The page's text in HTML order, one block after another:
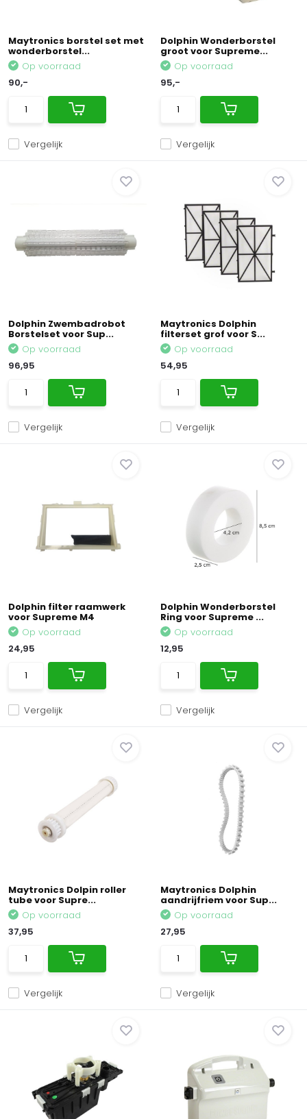
Maytronics borstel set met
wonderborstel...
Vergelijk
Op voorraad
90,-
Dolphin Wonderborstel
groot voor Supreme...
Vergelijk
Op voorraad
95,-
Dolphin Zwembadrobot
Borstelset voor Sup...
Vergelijk
Op voorraad
96,95
Maytronics Dolphin
filterset grof voor S...
Vergelijk
Op voorraad
54,95
Dolphin filter raamwerk
voor Supreme M4
Vergelijk
Op voorraad
24,95
Dolphin Wonderborstel
Ring voor Supreme ...
Vergelijk
Op voorraad
12,95
Maytronics Dolpin roller
tube voor Supre...
Vergelijk
Op voorraad
37,95
Maytronics Dolphin
aandrijfriem voor Sup...
Vergelijk
Op voorraad
27,95